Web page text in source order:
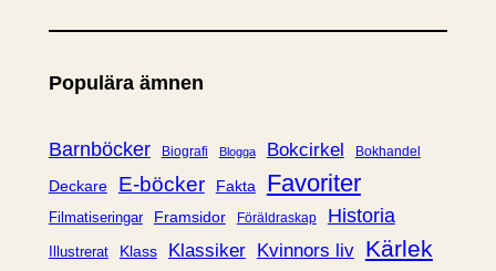
t
g
r
i
Populära ämnen
Barnböcker Biografi Blogga Bokcirkel Bokhandel
Deckare E-böcker Fakta Favoriter
Filmatiseringar Framsidor Föräldraskap Historia
Illustrerat Klass Klassiker Kvinnors liv Kärlek